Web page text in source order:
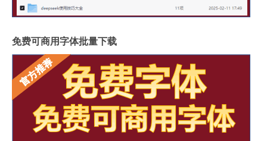
免费可商用字体批量下载